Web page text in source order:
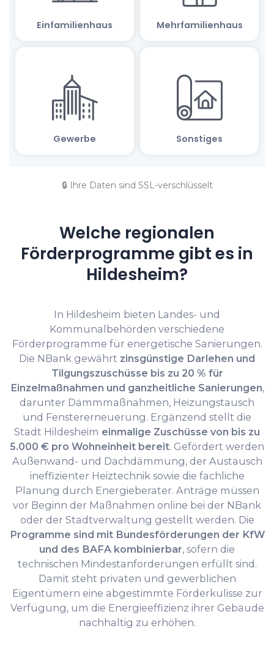
🔒 Ihre Daten sind SSL-verschlüsselt
Welche regionalen
Förderprogramme gibt es in
Hildesheim?
In Hildesheim bieten Landes- und
Kommunalbehörden verschiedene
Förderprogramme für energetische Sanierungen.
Die NBank gewährt zinsgünstige Darlehen und
Tilgungszuschüsse bis zu 20 % für
Einzelmaßnahmen und ganzheitliche Sanierungen,
darunter Dämmmaßnahmen, Heizungstausch
und Fenstererneuerung. Ergänzend stellt die
Stadt Hildesheim einmalige Zuschüsse von bis zu
5.000 € pro Wohneinheit bereit. Gefördert werden
Außenwand- und Dachdämmung, der Austausch
ineffizienter Heiztechnik sowie die fachliche
Planung durch Energieberater. Anträge müssen
vor Beginn der Maßnahmen online bei der NBank
oder der Stadtverwaltung gestellt werden. Die
Programme sind mit Bundesförderungen der KfW
und des BAFA kombinierbar, sofern die
technischen Mindestanforderungen erfüllt sind.
Damit steht privaten und gewerblichen
Eigentümern eine abgestimmte Förderkulisse zur
Verfügung, um die Energieeffizienz ihrer Gebäude
nachhaltig zu erhöhen.